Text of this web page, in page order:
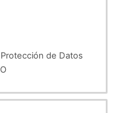
de Datos